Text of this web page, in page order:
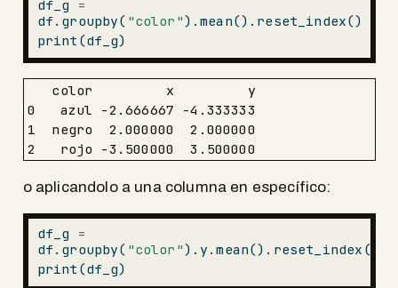
df_g =
df.groupby( "color").mean().reset_index()
print (df_g)
   color         x         y
0   azul -2.666667 -4.333333
1  negro  2.000000  2.000000
2   rojo -3.500000  3.500000
o aplicandolo a una columna en específico:
df_g =
df.groupby( "color").y.mean().reset_index()
print (df_g)